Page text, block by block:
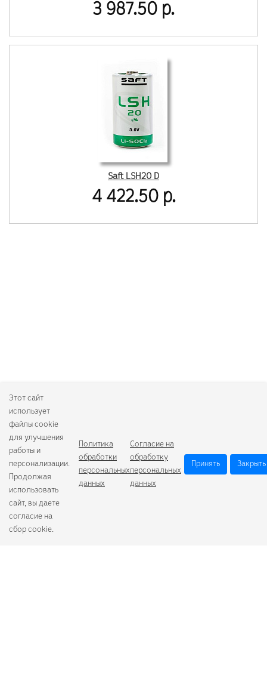
3 987.50 р.
Saft LSH20 D
4 422.50 р.
Этот сайт
использует
файлы cookie
для улучшения
работы и
персонализации.
Продолжая
использовать
сайт, вы даете
согласие на
сбор cookie.
Политика
обработки
персональных
данных
Согласие на
обработку
персональных
данных
Принять Закрыть